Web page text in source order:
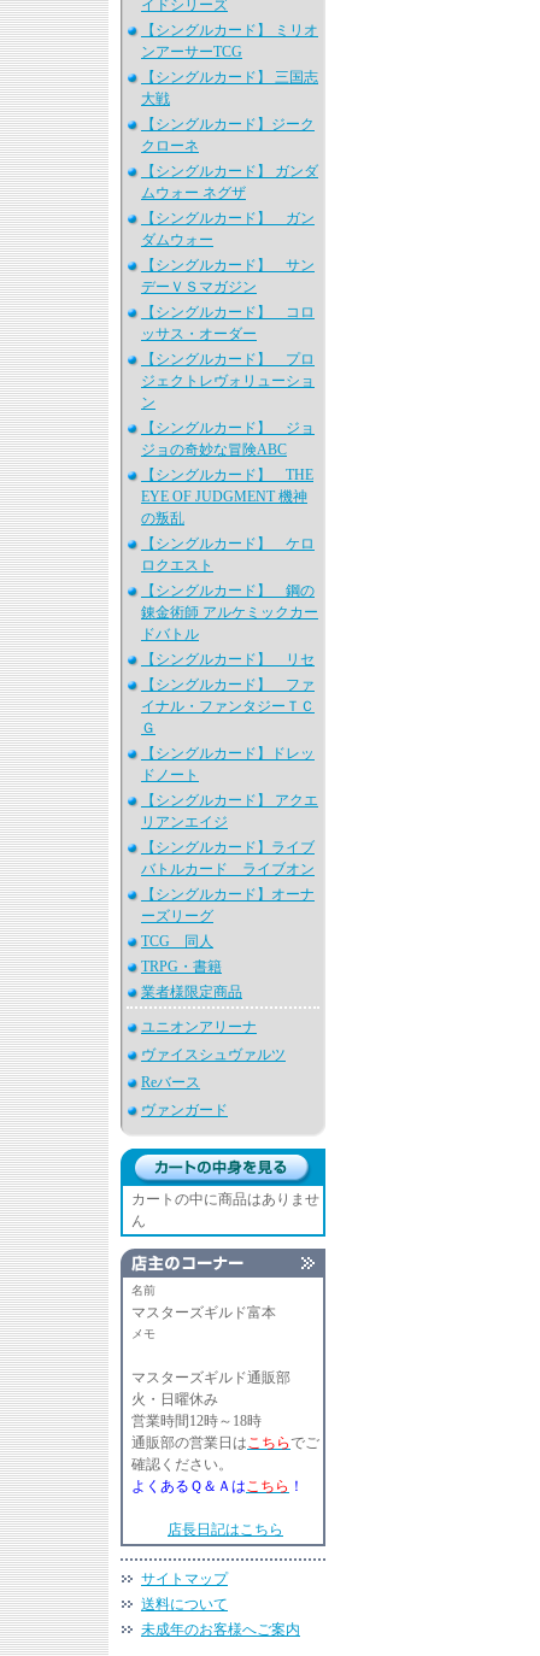
イドシリーズ
【シングルカード】 ミリオ
ンアーサーTCG
【シングルカード】 三国志
大戦
【シングルカード】ジーク
クローネ
【シングルカード】 ガンダ
ムウォー ネグザ
【シングルカード】 ガン
ダムウォー
【シングルカード】 サン
デーＶＳマガジン
【シングルカード】 コロ
ッサス・オーダー
【シングルカード】 プロ
ジェクトレヴォリューショ
ン
【シングルカード】 ジョ
ジョの奇妙な冒険ABC
【シングルカード】 THE
EYE OF JUDGMENT 機神
の叛乱
【シングルカード】 ケロ
ロクエスト
【シングルカード】 鋼の
錬金術師 アルケミックカー
ドバトル
【シングルカード】 リセ
【シングルカード】 ファ
イナル・ファンタジーＴＣ
Ｇ
【シングルカード】ドレッ
ドノート
【シングルカード】 アクエ
リアンエイジ
【シングルカード】ライブ
バトルカード ライブオン
【シングルカード】オーナ
ーズリーグ
TCG 同人
TRPG・書籍
業者様限定商品
ユニオンアリーナ
ヴァイスシュヴァルツ
Reバース
ヴァンガード
カートの中に商品はありませ
ん
名前
マスターズギルド富本
メモ
マスターズギルド通販部
火・日曜休み
営業時間12時～18時
通販部の営業日はこちらでご
確認ください。
よくあるＱ＆Ａはこちら ！
店長日記はこちら
サイトマップ
送料について
未成年のお客様へご案内